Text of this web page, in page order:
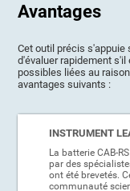
Avantages
Cet outil précis
d'évaluer rapidement
possibles liées au
avantages suivants :
INSTRUMENT
La batterie CAB-
par des
ont été brevetés.
communauté